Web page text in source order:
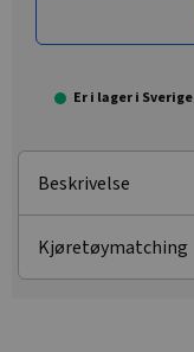
Er i lager i Sverige
Beskrivelse
Kjøretøymatching